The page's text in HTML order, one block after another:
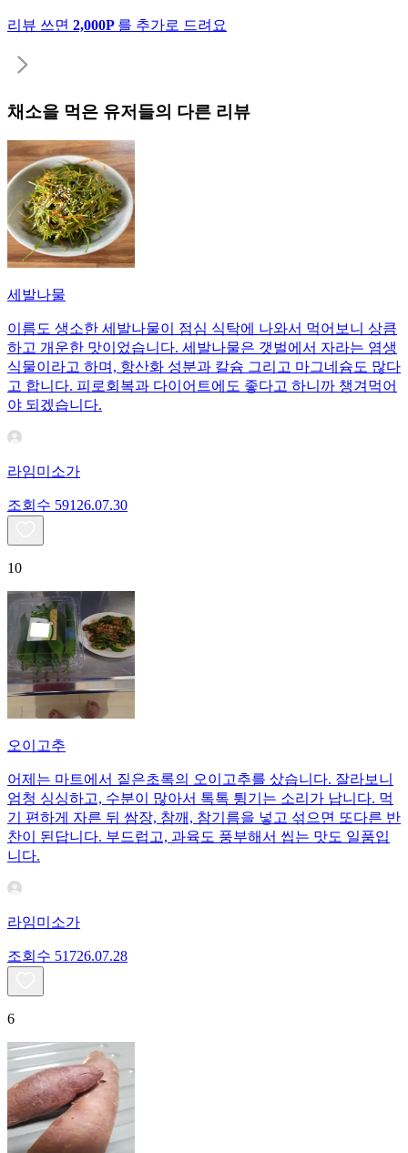
리뷰 쓰면 2,000P 를 추가로 드려요
채소을 먹은 유저들의 다른 리뷰
세발나물
이름도 생소한 세발나물이 점심 식탁에 나와서 먹어보니 상큼
하고 개운한 맛이었습니다. 세발나물은 갯벌에서 자라는 염생
식물이라고 하며, 항산화 성분과 칼슘 그리고 마그네슘도 많다
고 합니다. 피로회복과 다이어트에도 좋다고 하니까 챙겨먹어
야 되겠습니다.
라임미소가
조회수 591 26.07.30
10
오이고추
어제는 마트에서 짙은초록의 오이고추를 샀습니다. 잘라보니
엄청 싱싱하고, 수분이 많아서 톡톡 튕기는 소리가 납니다. 먹
기 편하게 자른 뒤 쌈장, 참깨, 참기름을 넣고 섞으면 또다른 반
찬이 된답니다. 부드럽고, 과육도 풍부해서 씹는 맛도 일품입
니다.
라임미소가
조회수 51726.07.28
6